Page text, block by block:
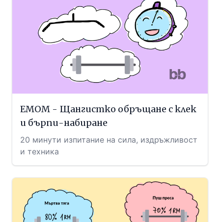
EMOM - Щангистко обръщане с клек
и бърпи-набиране
20 минути изпитание на сила, издръжливост
и техника